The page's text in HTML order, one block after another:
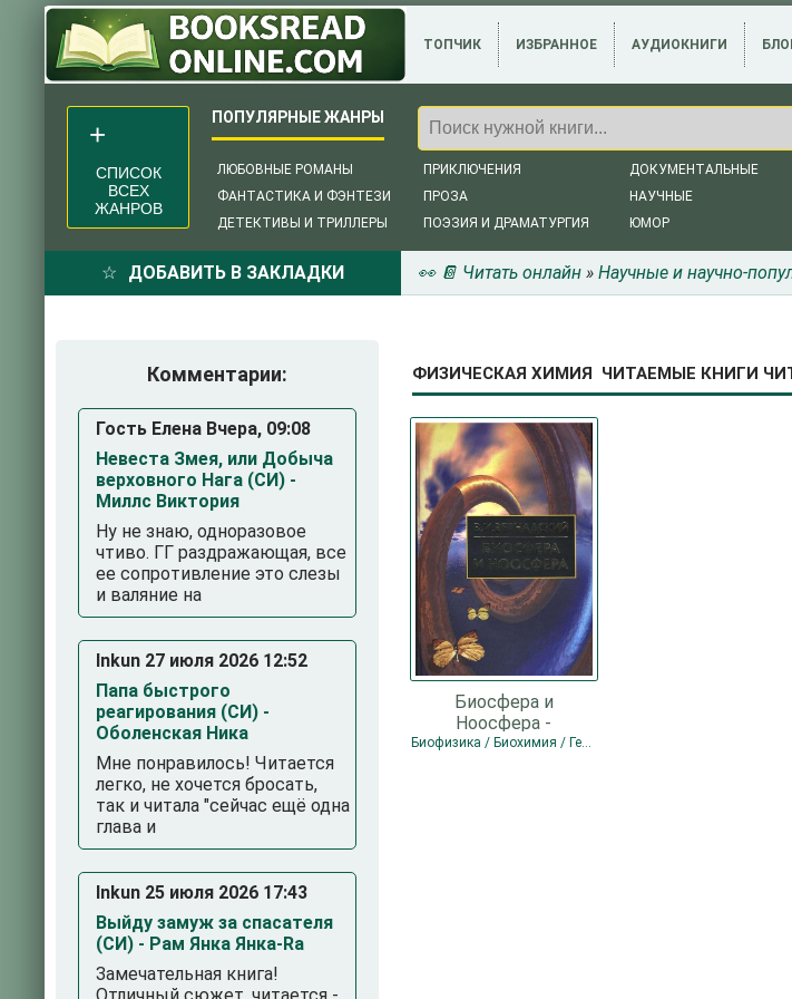
ТОПЧИК ИЗБРАННОЕ АУДИОКНИГИ
ЛЮБОВНЫЕ РОМАНЫ
ФАНТАСТИКА И ФЭНТЕЗИ
ДЕТЕКТИВЫ И ТРИЛЛЕРЫ
ПРИКЛЮЧЕНИЯ
ПРОЗА
ПОЭЗИЯ И ДРАМАТУРГИЯ
ДОКУМЕНТАЛЬНЫЕ
НАУЧНЫЕ
ЮМОР
СПИСОК
ВСЕХ
ЖАНРОВ
ДОБАВИТЬ В ЗАКЛАДКИ 👀 📔 Читать онлайн » Научные и научно-
ФИЗИЧЕСКАЯ ХИМИЯ ЧИТАЕМЫЕ КНИГИ
Биосфера и
Ноосфера -
Вернадский
Биофизика / Биохимия / География / История / Физическая химия / Философия
Комментарии:
Гость Елена Вчера, 09:08
Невеста Змея, или Добыча
верховного Нага (СИ) -
Миллс Виктория
Ну не знаю, одноразовое
чтиво. ГГ раздражающая, все
ее сопротивление это слезы
и валяние на
Inkun 27 июля 2026 12:52
Папа быстрого
реагирования (СИ) -
Оболенская Ника
Мне понравилось! Читается
легко, не хочется бросать,
так и читала "сейчас ещё одна
глава и
Inkun 25 июля 2026 17:43
Выйду замуж за спасателя
(СИ) - Рам Янка Янка-Ra
Замечательная книга!